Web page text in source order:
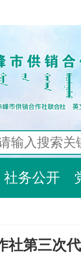
社务公开
互动交流
社第三次